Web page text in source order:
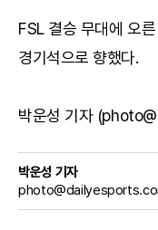
FSL 결승 무대에 오
경기석으로 향했다.
박운성 기자
박운성 기자